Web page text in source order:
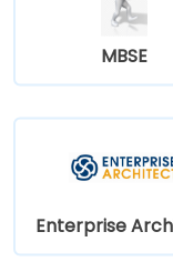
MBSE
Enterprise